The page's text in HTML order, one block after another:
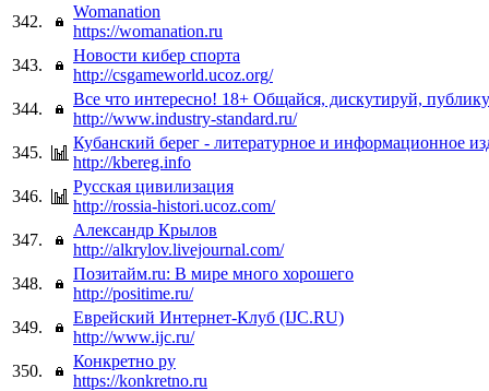
342.
Womanation
https://womanation.ru
343.
Новости кибер спорта
http://csgameworld.ucoz.org/
344.
Все что интересно! 18+ Общайся, дискутируй,
http://www.industry-standard.ru/
345.
Кубанский берег - литературное и информационное
http://kbereg.info
346.
Русская цивилизация
http://rossia-histori.ucoz.com/
347.
Александр Крылов
http://alkrylov.livejournal.com/
348.
Позитайм.ru: В мире много хорошего
http://positime.ru/
349.
Еврейский Интернет-Клуб (IJC.RU)
http://www.ijc.ru/
350.
Конкретно ру
https://konkretno.ru